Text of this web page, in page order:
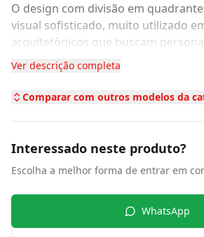
O design com divisão em
visual sofisticado, muito utilizado
arquitetônicos que buscam
sem abrir mão da iluminação natural.
Com estrutura em madeira de alta
janela oferece excelente
praticidade no dia a dia.
✨Diferenciais
Vidro quadriculado com estética
4 folhas para maior abertura e
Estrutura em madeira resistente
Design sofisticado e atemporal
Excelente entrada de luz natural
Ver descrição completa
Comparar com outros modelos da
Interessado neste produto?
Escolha a melhor forma de entrar em
WhatsApp